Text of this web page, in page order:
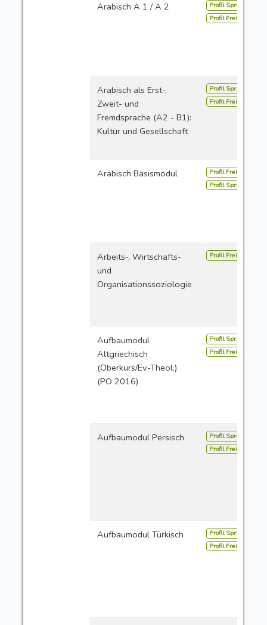
Arabisch A 1 / A 2
Profil Sprachen
Profil Freie Studien
Arabisch als Erst-,
Zweit- und
Fremdsprache (A2 - B1):
Kultur und Gesellschaft
Profil Sprachen
Profil Freie Studien
Arabisch Basismodul
Profil Freie Studien
Profil Sprachen
Arbeits-, Wirtschafts-
und
Organisationssoziologie
Profil Freie Studien
Aufbaumodul
Altgriechisch
(Oberkurs/Ev.-Theol.)
(PO 2016)
Profil Sprachen
Profil Freie Studien
Aufbaumodul Persisch
Profil Sprachen
Profil Freie Studien
Aufbaumodul Türkisch
Profil Sprachen
Profil Freie Studien